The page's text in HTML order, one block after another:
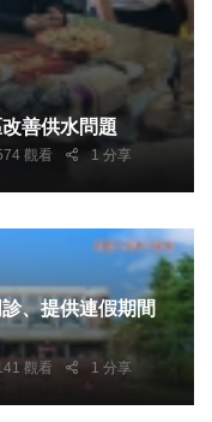
區改善供水問題
觀看 1 分享
觀看 1 分享